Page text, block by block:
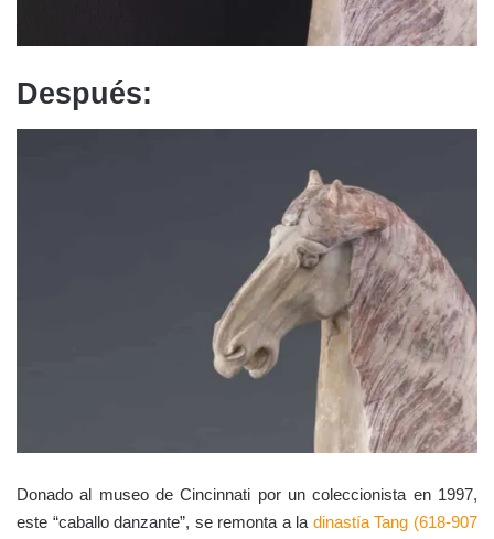
Después:
Donado al museo de Cincinnati por un coleccionista en 1997,
este “caballo danzante”, se remonta a la dinastía Tang (618-907